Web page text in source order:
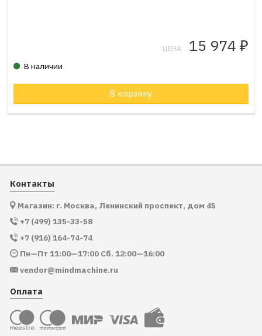
Товар в корзине
ЦЕНА: 15 974 ₽
В наличии
В корзину
Контакты
Магазин: г. Москва, Ленинский проспект, дом 45
+7 (499) 135-33-58
+7 (916) 164-74-74
Пн—Пт 11:00—17:00 Сб. 12:00—16:00
vendor@mindmachine.ru
Оплата